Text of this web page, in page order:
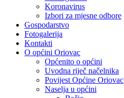
Koronavirus
Izbori za mjesne odbore
Gospodarstvo
Fotogalerija
Kontakti
O općini Oriovac
Općenito o općini
Uvodna riječ načelnika
Povijest Općine Oriovac
Naselja u općini